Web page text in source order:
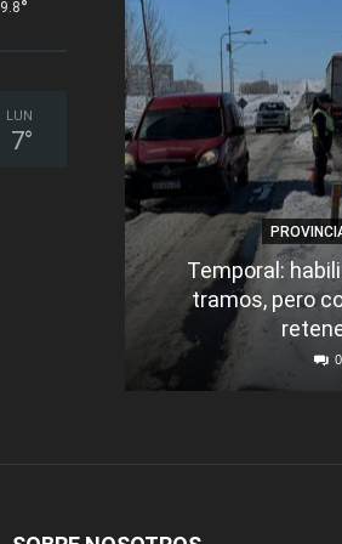
9.8°
LUN
7°
Temporal:
tramos, pero
0